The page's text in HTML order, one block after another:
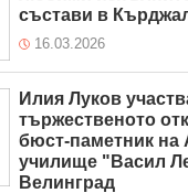
състави в
16.03.2026
Илия Луков
тържественото
бюст-паметник на
училище "Васил
Велинград